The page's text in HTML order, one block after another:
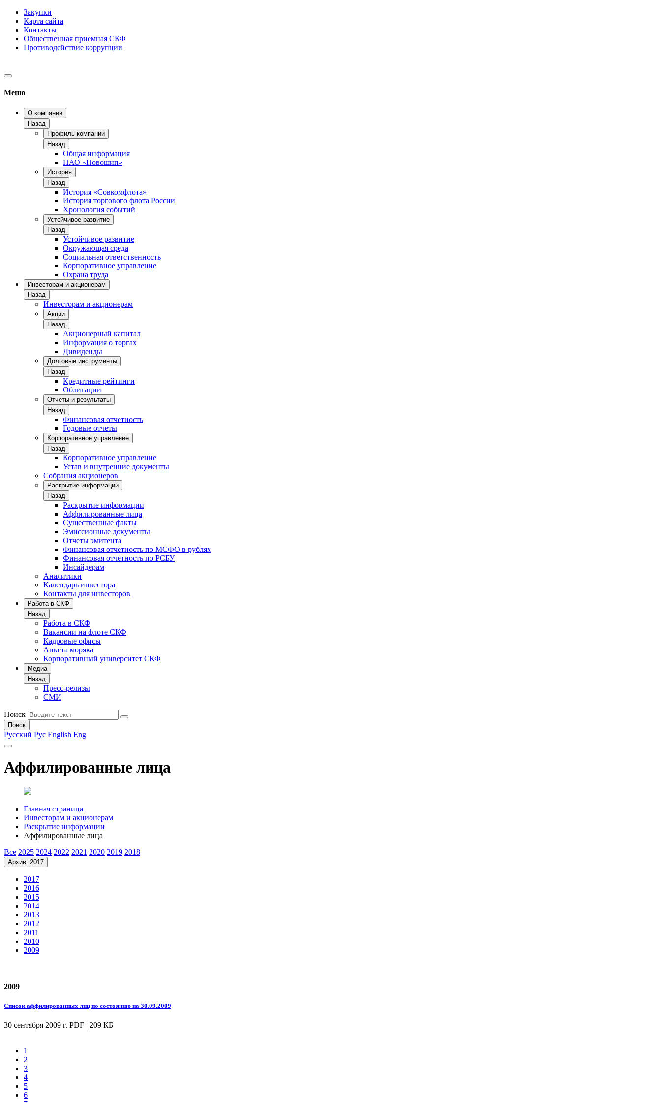
Закупки
Карта сайта
Контакты
Общественная приемная СКФ
Противодействие коррупции
Меню
О компании
Назад
Профиль компании
Назад
Общая информация
ПАО «Новошип»
История
Назад
История «Совкомфлота»
История торгового флота России
Хронология событий
Устойчивое развитие
Назад
Устойчивое развитие
Окружающая среда
Социальная ответственность
Корпоративное управление
Охрана труда
Инвесторам и акционерам
Назад
Инвесторам и акционерам
Акции
Назад
Акционерный капитал
Информация о торгах
Дивиденды
Долговые инструменты
Назад
Кредитные рейтинги
Облигации
Отчеты и результаты
Назад
Финансовая отчетность
Годовые отчеты
Корпоративное управление
Назад
Корпоративное управление
Устав и внутренние документы
Собрания акционеров
Раскрытие информации
Назад
Раскрытие информации
Аффилированные лица
Существенные факты
Эмиссионные документы
Отчеты эмитента
Финансовая отчетность по МСФО в рублях
Финансовая отчетность по РСБУ
Инсайдерам
Аналитики
Календарь инвестора
Контакты для инвесторов
Работа в СКФ
Назад
Работа в СКФ
Вакансии на флоте СКФ
Кадровые офисы
Анкета моряка
Корпоративный университет СКФ
Медиа
Назад
Пресс-релизы
СМИ
Поиск
Поиск
Русский Рус English Eng
Аффилированные лица
Главная страница
Инвесторам и акционерам
Раскрытие информации
Аффилированные лица
Все 2025 2024 2022 2021 2020 2019 2018
Архив: 2017
2017
2016
2015
2014
2013
2012
2011
2010
2009
2009
Список аффилированных лиц по состоянию на 30.09.2009
30 сентября 2009 г. PDF | 209 КБ
1
2
3
4
5
6